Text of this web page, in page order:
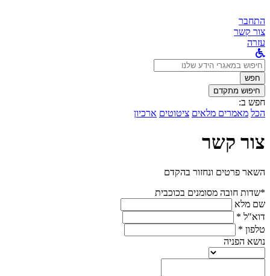
התחבר
צור קשר
עזרה
לחפש
ב:חפש
חיפוש מתקדם
חפש ב:
הכל מאמרים מלאים ציטוטים ארכיון
צור קשר
השאר פרטים ונחזור בהקדם
*שדות חובה מסומנים בכוכבית
שם מלא
דוא"ל *
טלפון *
נושא הפניה